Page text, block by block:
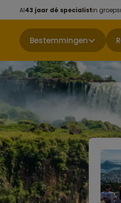
Al43 jaar dé specialistin
Bestemmingen